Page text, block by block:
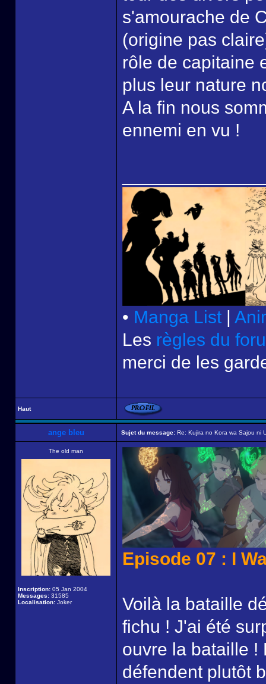
s'amourache de
(origine pas
rôle de capitaine
plus leur nature
A la fin nous
ennemi en vu !
• Manga List |
Les règles du
merci de les
Haut
ange bleu Sujet du message: Re: Kujira no Kora wa Sajou ni
The old man
Inscription: 05 Jan 2004
Messages: 31585
Localisation: Joker
Episode 07 : I
Voilà la bataille
fichu ! J'ai été
ouvre la bataille !
défendent plutôt